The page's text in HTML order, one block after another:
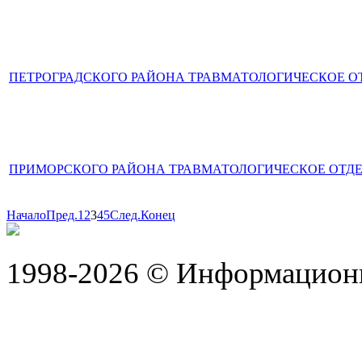
ПЕТРОГРАДСКОГО РАЙОНА ТРАВМАТОЛОГИЧЕСКОЕ
ПРИМОРСКОГО РАЙОНА ТРАВМАТОЛОГИЧЕСКОЕ
НачалоПред.1 2345След.Конец
1998-2026 ©